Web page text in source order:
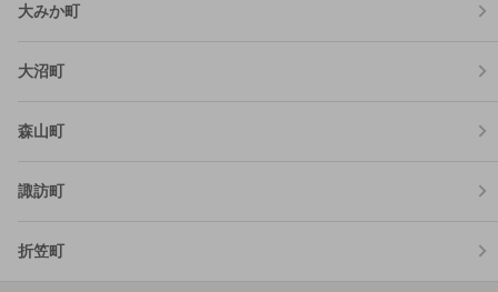
大みか町
大沼町
森山町
諏訪町
折笠町